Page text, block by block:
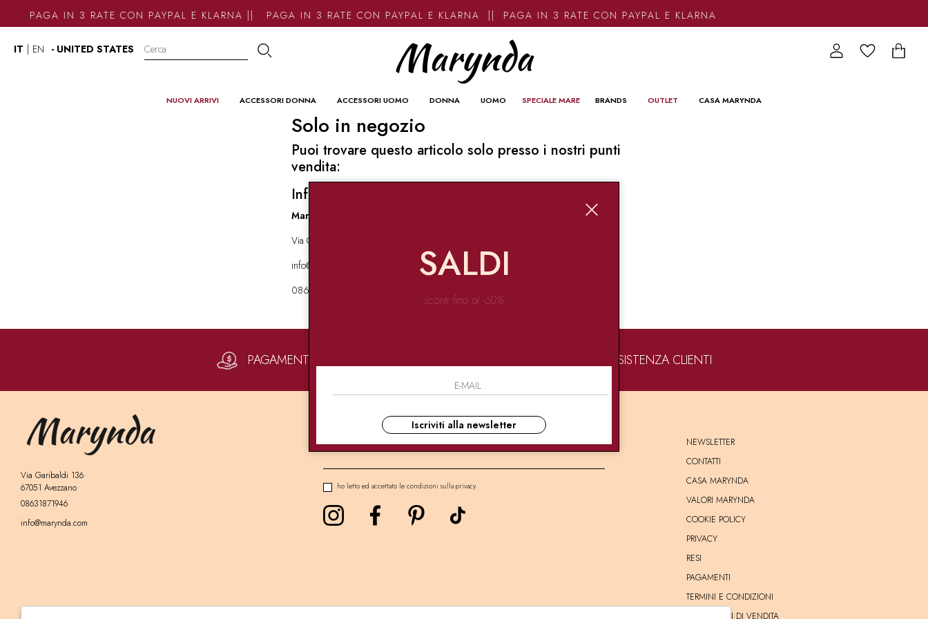
PAGA IN 3 RATE CON PAYPAL E KLARNA || PAGA IN 3 RATE CON PAYPAL E KLARNA || PAGA IN 3 RATE CON PAYPAL E KLARNA
IT EN - UNITED STATES
NUOVI ARRIVI ACCESSORI DONNA ACCESSORI UOMO DONNA UOMO SPECIALE MARE BRANDS OUTLET CASA MARYNDA
Solo in negozio
Puoi trovare questo articolo solo presso i nostri punti
vendita:
Info contatti
Marynda
Via Garibaldi 136 67051 Avezzano
info@marynda.com
08631871946
PAGAMENTI SICURI ASSISTENZA CLIENTI
Via Garibaldi 136
67051 Avezzano
08631871946
info@marynda.com
NEWSLETTER
ho letto ed accettato le condizioni sulla privacy.
NEWSLETTER
CONTATTI
CASA MARYNDA
VALORI MARYNDA
COOKIE POLICY
PRIVACY
RESI
PAGAMENTI
TERMINI E CONDIZIONI
CONDIZIONI DI VENDITA
SALDI
sconti fino al -60%
Iscriviti alla newsletter